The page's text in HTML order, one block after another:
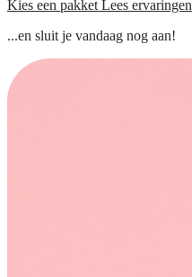
Kies een pakket Lees ervaringen
...en sluit je vandaag nog aan!